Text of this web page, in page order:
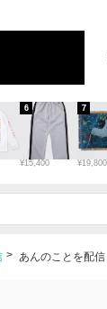
¥15,400
6
¥19,800
7
あんのことを配